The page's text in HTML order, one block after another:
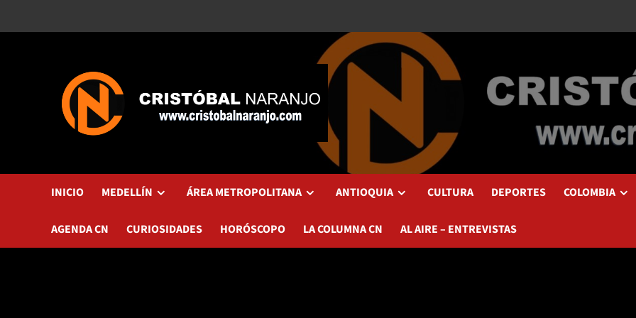
INICIO MEDELLÍN ÁREA METROPOLITANA ANTIOQUIA CULTURA DEPORTES COLOMBIA
AGENDA CN CURIOSIDADES HORÓSCOPO LA COLUMNA CN AL AIRE – ENTREVISTAS